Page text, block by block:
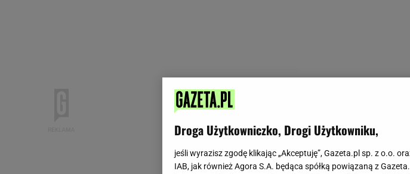
Droga Użytkowniczko, Drogi Użytkowniku,
jeśli wyrazisz zgodę klikając „Akceptuję”, Gazeta.pl sp. z o.o.
IAB, jak również Agora S.A. będąca spółką powiązaną z